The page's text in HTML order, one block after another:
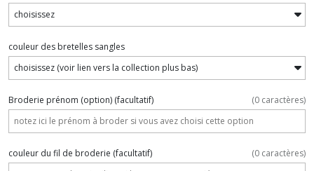
couleur des bretelles sangles
Broderie prénom (option) (facultatif) (0 caractères)
couleur du fil de broderie (facultatif) (0 caractères)